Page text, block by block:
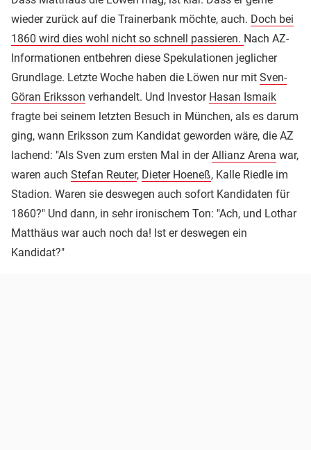
wieder zurück auf die Trainerbank möchte, auch. Doch bei
1860 wird dies wohl nicht so schnell passieren. Nach AZ-
Informationen entbehren diese Spekulationen jeglicher
Grundlage. Letzte Woche haben die Löwen nur mit Sven-
Göran Eriksson verhandelt. Und Investor Hasan Ismaik
fragte bei seinem letzten Besuch in München, als es darum
ging, wann Eriksson zum Kandidat geworden wäre, die AZ
lachend: "Als Sven zum ersten Mal in derAllianz Arena war,
waren auch Stefan Reuter, Dieter Hoeneß, Kalle Riedle im
Stadion. Waren sie deswegen auch sofort Kandidaten für
1860?" Und dann, in sehr ironischem Ton: "Ach, und Lothar
Matthäus war auch noch da! Ist er deswegen ein
Kandidat?"